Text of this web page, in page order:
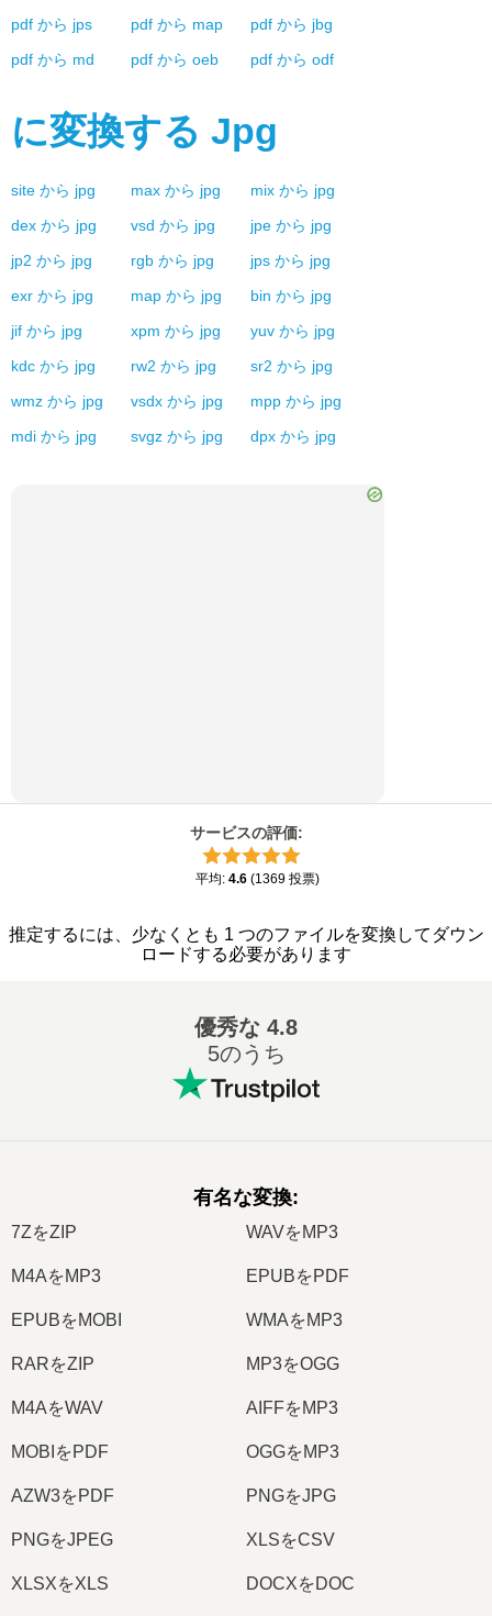
pdf から jps pdf から map pdf から jbg
pdf から md pdf から oeb pdf から odf
に変換する Jpg
site から jpg max から jpg mix から jpg
dex から jpg vsd から jpg jpe から jpg
jp2 から jpg rgb から jpg jps から jpg
exr から jpg map から jpg bin から jpg
jif から jpg xpm から jpg yuv から jpg
kdc から jpg rw2 から jpg sr2 から jpg
wmz から jpg vsdx から jpg mpp から jpg
mdi から jpg svgz から jpg dpx から jpg
サービスの評価:
平均: 4.6 (1369 投票)
推定するには、少なくとも 1 つのファイルを変換してダウン
ロードする必要があります
優秀な 4.8
5のうち
有名な変換:
7ZをZIP WAVをMP3
M4AをMP3 EPUBをPDF
EPUBをMOBI WMAをMP3
RARをZIP MP3をOGG
M4AをWAV AIFFをMP3
MOBIをPDF OGGをMP3
AZW3をPDF PNGをJPG
PNGをJPEG XLSをCSV
XLSXをXLS DOCXをDOC